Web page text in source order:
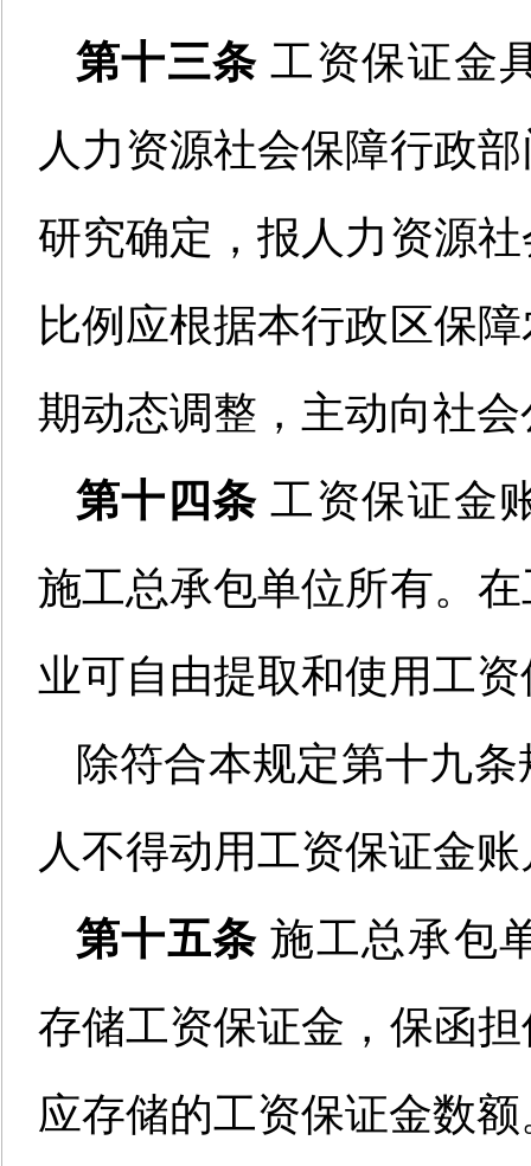
第十三条 工资保证金
人力资源社会保障行政
研究确定 ，报人力资源
比例 应根据本行政区保
期动态调整 ，主动向社
第十四条 工资保证金
施工总承包单位所有。
业可自由提取和使用工
除符合本规定第十九
人不得动用工资保证金
第十五条 施工总承包
存储工资保证金 ， 保函
应存储的工资保证金数额